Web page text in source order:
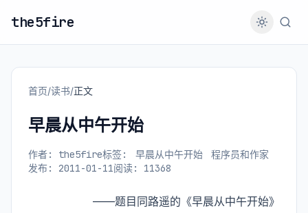
the5fire
首页/读书/正文
早晨从中午开始
作者: the5fire标签: 早晨从中午开始
程序员和作家
发布: 2011-01-11阅读: 11368
——题目同路遥的《早晨从中午开始》